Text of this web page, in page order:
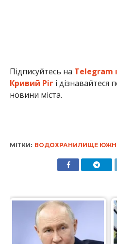
Підписуйтесь на Telegram
Кривий Ріг і
новини міста.
МІТКИ: ВОДОХРАНИЛИЩЕ